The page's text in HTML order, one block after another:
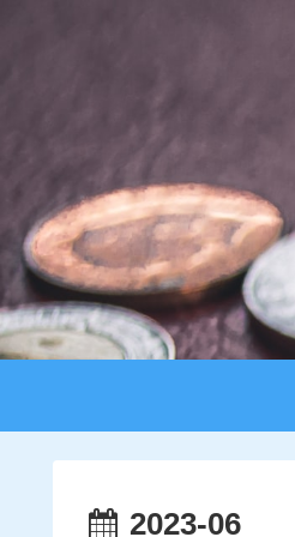
2023-06